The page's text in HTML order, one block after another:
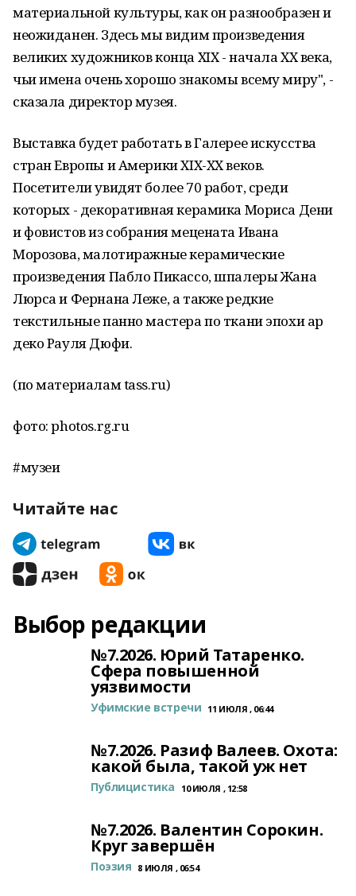
материальной культуры, как он разнообразен и
неожиданен. Здесь мы видим произведения
великих художников конца XIX - начала XX века,
чьи имена очень хорошо знакомы всему миру", -
сказала директор музея.
Выставка будет работать в Галерее искусства
стран Европы и Америки XIX-XX веков.
Посетители увидят более 70 работ, среди
которых - декоративная керамика Мориса Дени
и фовистов из собрания мецената Ивана
Морозова, малотиражные керамические
произведения Пабло Пикассо, шпалеры Жана
Люрса и Фернана Леже, а также редкие
текстильные панно мастера по ткани эпохи ар
деко Рауля Дюфи.
(по материалам tass.ru)
фото: рhotos.rg.ru
#музеи
Читайте нас
Выбор редакции
№7.2026. Юрий Татаренко.
Сфера повышенной
уязвимости
Уфимские встречи 11 ИЮЛЯ , 06:44
№7.2026. Разиф Валеев. Охота:
какой была, такой уж нет
Публицистика 10 ИЮЛЯ , 12:58
№7.2026. Валентин Сорокин.
Круг завершён
Поэзия 8 ИЮЛЯ , 06:54